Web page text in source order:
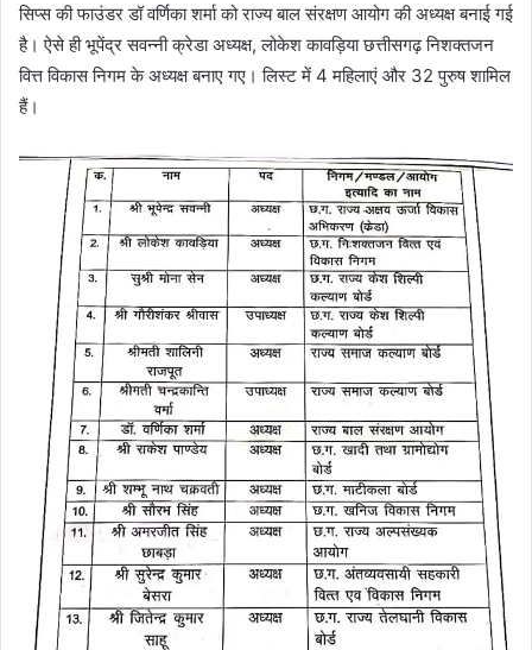
सिप्स की फाउंडर डॉ वर्णिका शर्मा को राज्य बाल संरक्षण आयोग की अध्यक्ष बनाई गई
है। ऐसे ही भूपेंद्र सवन्नी क्रेडा अध्यक्ष, लोकेश कावड़िया छत्तीसगढ़ निशक्तजन
वित्त विकास निगम के अध्यक्ष बनाए गए। लिस्ट में 4 महिलाएं और 32 पुरुष शामिल
हैं।